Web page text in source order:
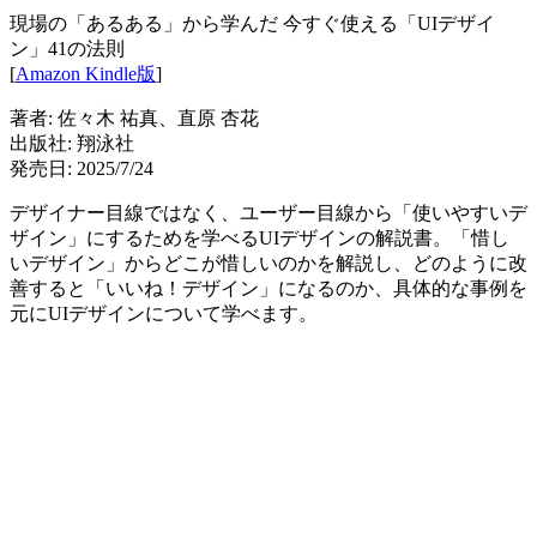
現場の「あるある」から学んだ 今すぐ使える「UIデザイ
ン」41の法則
[Amazon Kindle版]
著者: 佐々木 祐真、直原 杏花
出版社: 翔泳社
発売日: 2025/7/24
デザイナー目線ではなく、ユーザー目線から「使いやすいデ
ザイン」にするためを学べるUIデザインの解説書。「惜し
いデザイン」からどこが惜しいのかを解説し、どのように改
善すると「いいね！デザイン」になるのか、具体的な事例を
元にUIデザインについて学べます。